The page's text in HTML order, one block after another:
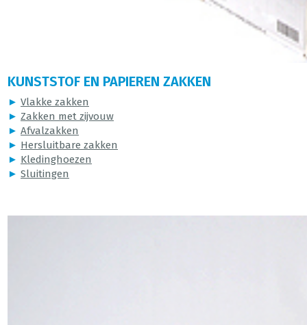
KUNSTSTOF EN PAPIEREN ZAKKEN
► Vlakke zakken
► Zakken met zijvouw
► Afvalzakken
► Hersluitbare zakken
► Kledinghoezen
► Sluitingen